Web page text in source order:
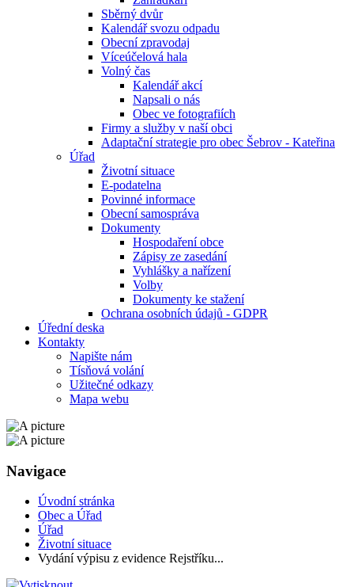
Sběrný dvůr
Kalendář svozu odpadu
Obecní zpravodaj
Víceúčelová hala
Volný čas
Kalendář akcí
Napsali o nás
Obec ve fotografiích
Firmy a služby v naší obci
Adaptační strategie pro obec Šebrov - Kateřina
Úřad
Životní situace
E-podatelna
Povinné informace
Obecní samospráva
Dokumenty
Hospodaření obce
Zápisy ze zasedání
Vyhlášky a nařízení
Volby
Dokumenty ke stažení
Ochrana osobních údajů - GDPR
Úřední deska
Kontakty
Napište nám
Tísňová volání
Užitečné odkazy
Mapa webu
Navigace
Úvodní stránka
Obec a Úřad
Úřad
Životní situace
Vydání výpisu z evidence Rejstříku...